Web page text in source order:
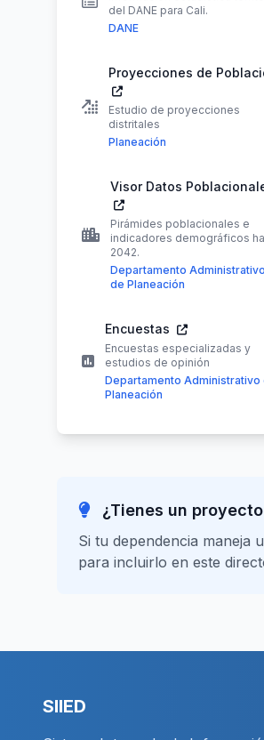
del DANE para Cali.
DANE
Proyecciones de
Estudio de proyecciones
distritales
Planeación
Visor Datos
Pirámides poblacionales e
indicadores demográficos
2042.
Departamento Administrativo
de Planeación
Encuestas
Encuestas especializadas y
estudios de opinión
Departamento Administrativo
Planeación
¿Tienes un
Si tu dependencia maneja
para incluirlo en este
SIIED